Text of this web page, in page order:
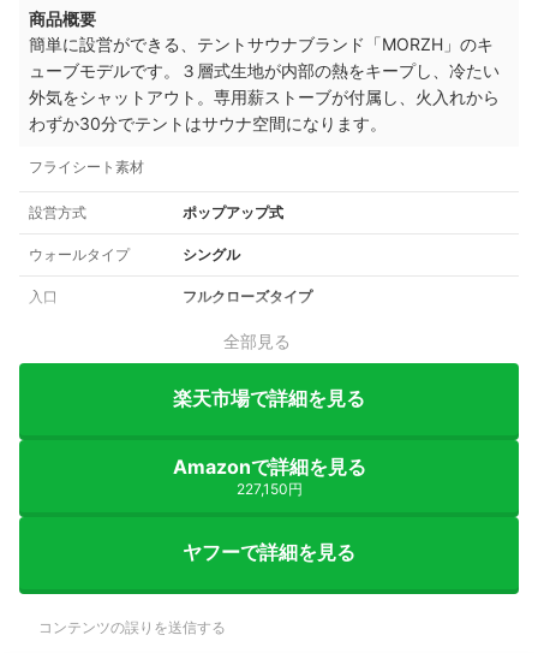
商品概要
簡単に設営ができる、テントサウナブランド「MORZH」のキ
ューブモデルです。３層式生地が内部の熱をキープし、冷たい
外気をシャットアウト。専用薪ストーブが付属し、火入れから
わずか30分でテントはサウナ空間になります。
フライシート素材
設営方式 ポップアップ式
ウォールタイプ シングル
入口 フルクローズタイプ
全部見る
楽天市場で詳細を見る
Amazonで詳細を見る
227,150円
ヤフーで詳細を見る
コンテンツの誤りを送信する